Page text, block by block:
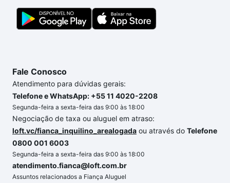
Fale Conosco
Atendimento para dúvidas gerais:
Telefone e WhatsApp: +55 11 4020-2208
Segunda-feira a sexta-feira das 9:00 às 18:00
Negociação de taxa ou aluguel em atraso:
loft.vc/fianca_inquilino_arealogada ou através do Telefone
0800 001 6003
Segunda-feira a sexta-feira das 9:00 às 18:00
atendimento.fianca@loft.com.br
Assuntos relacionados a Fiança Aluguel